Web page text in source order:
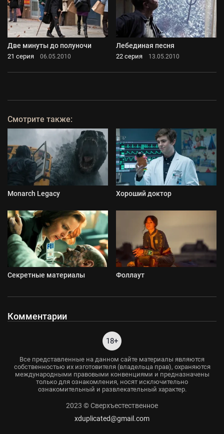
Две минуты до полуночи
21 серия 06.05.2010
Лебединая песня
22 серия 13.05.2010
Смотрите также:
Monarch Legacy Хороший доктор
Секретные материалы Фоллаут
Комментарии
18+
Все представленные на данном сайте материалы являются
собственностью их изготовителя (владельца прав), охраняются
международными правовыми конвенциями и предназначены
только для ознакомления, носят исключительно
ознакомительный и развлекательный характер.
2023 © Сверхъестественное
xduplicated@gmail.com